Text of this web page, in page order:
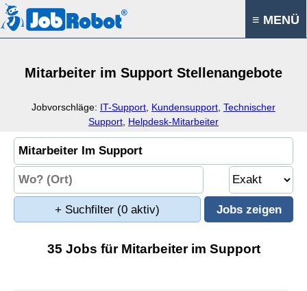
≡ MENÜ
Mitarbeiter im Support Stellenangebote
Jobvorschläge: IT-Support Kundensupport Technischer
Support Helpdesk-Mitarbeiter
+ Suchfilter (0 aktiv)
35 Jobs für Mitarbeiter im Support